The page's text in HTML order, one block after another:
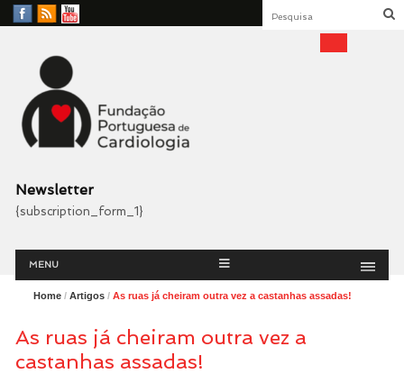
Facebook
RSS
YouTube
Fundação Portuguesa
Cardiologia
Newsletter
{subscription_form_1}
Menu
MENU
Home/ Artigos/ As ruas já cheiram outra vez a castanhas assadas!
As ruas já cheiram outra vez a
castanhas assadas!